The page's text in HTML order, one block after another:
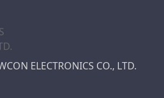
ELECTRONICS CO., LTD.